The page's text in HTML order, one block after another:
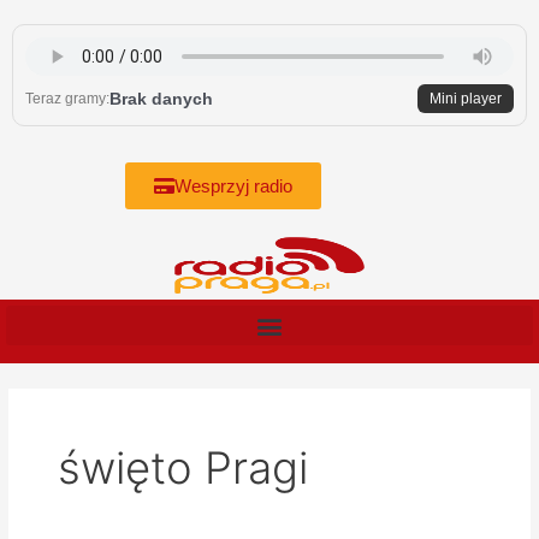
content
Teraz gramy:Brak danych Mini player
Wesprzyj radio
święto Pragi